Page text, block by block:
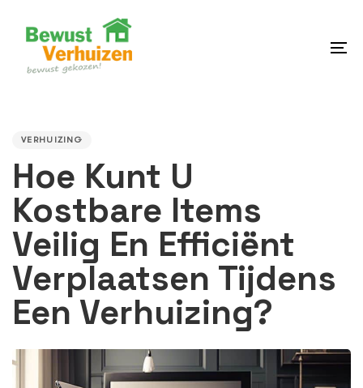
content
VERHUIZING
Hoe Kunt U
Kostbare Items
Veilig En Efficiënt
Verplaatsen Tijdens
Een Verhuizing?